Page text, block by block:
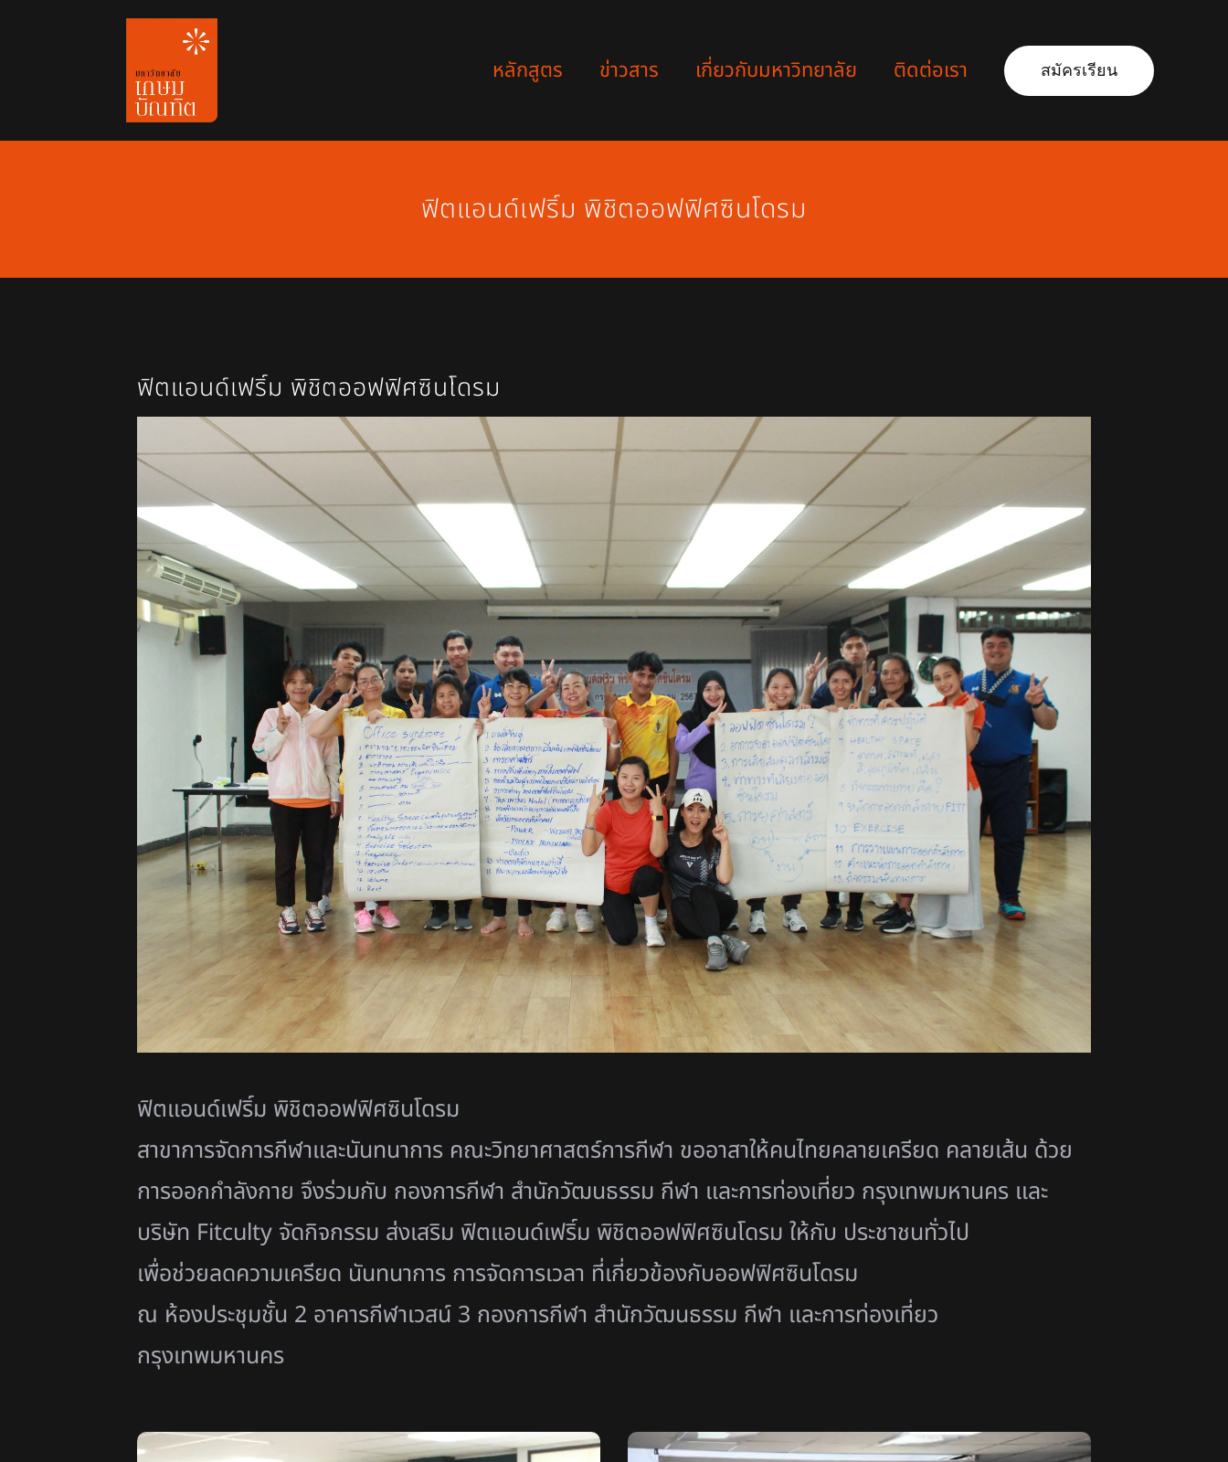
หลักสูตร ข่าวสาร เกี่ยวกับมหาวิทยาลัย ติดต่อเรา สมัครเรียน
ฟิตแอนด์เฟริ์ม พิชิตออฟฟิศซินโดรม
ฟิตแอนด์เฟริ์ม พิชิตออฟฟิศซินโดรม
ฟิตแอนด์เฟริ์ม พิชิตออฟฟิศซินโดรม
สาขาการจัดการกีฬาและนันทนาการ คณะวิทยาศาสตร์การกีฬา ขออาสาให้คนไทยคลายเครียด คลายเส้น ด้วย
การออกกำลังกาย จึงร่วมกับ กองการกีฬา สำนักวัฒนธรรม กีฬา และการท่องเที่ยว กรุงเทพมหานคร และ
บริษัท Fitculty จัดกิจกรรม ส่งเสริม ฟิตแอนด์เฟริ์ม พิชิตออฟฟิศซินโดรม ให้กับ ประชาชนทั่วไป
เพื่อช่วยลดความเครียด นันทนาการ การจัดการเวลา ที่เกี่ยวข้องกับออฟฟิศซินโดรม
ณ ห้องประชุมชั้น 2 อาคารกีฬาเวสน์ 3 กองการกีฬา สำนักวัฒนธรรม กีฬา และการท่องเที่ยว
กรุงเทพมหานคร